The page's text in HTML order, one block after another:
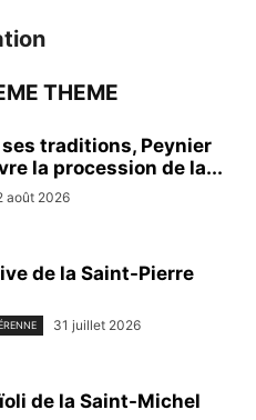
THEME
ses traditions, Peynier
la procession de la...
août 2026
de la Saint-Pierre
31 juillet 2026
de la Saint-Michel